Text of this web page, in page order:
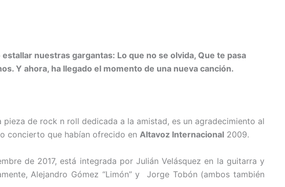
nuestras gargantas: Lo que no se olvida, Que te pasa
Y ahora, ha llegado el momento de una nueva canción.
pieza de rock n roll dedicada a la amistad, es un agradecimiento al
concierto que habían ofrecido en Altavoz Internacional 2009.
de 2017, está integrada por Julián Velásquez en la guitarra y
Alejandro Gómez “Limón” y Jorge Tobón (ambos también